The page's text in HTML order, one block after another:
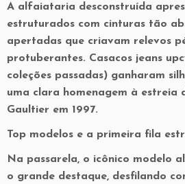
A alfaiataria desconstruída
estruturados com cinturas tão
apertadas que criavam relevos
protuberantes. Casacos jeans
coleções passadas) ganharam
uma clara homenagem à estreia
Gaultier em 1997.
Top modelos e a primeira fila
Na passarela, o icônico modelo
o grande destaque, desfilando